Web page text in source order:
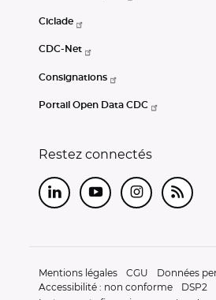
Ciclade
CDC-Net
Consignations
Portail Open Data CDC
Restez connectés
LinkedInYoutubeInstagram
RSS
Mentions légales CGU
Données
Accessibilité : non conforme
DSP2